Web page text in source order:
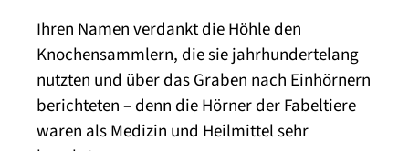
Ihren Namen verdankt die Höhle den
Knochensammlern, die sie jahrhundertelang
nutzten und über das Graben nach Einhörnern
berichteten – denn die Hörner der Fabeltiere
waren als Medizin und Heilmittel sehr